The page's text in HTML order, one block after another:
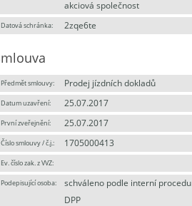
akciová společnost
Datová schránka: 2zqe6te
Předmět smlouvy: Prodej jízdních dokladů
Datum uzavření: 25.07.2017
První zveřejnění: 25.07.2017
Číslo smlouvy / č.j.: 1705000413
Ev. číslo zak. z VVZ:
Podepisující osoba:
schváleno podle interní
DPP